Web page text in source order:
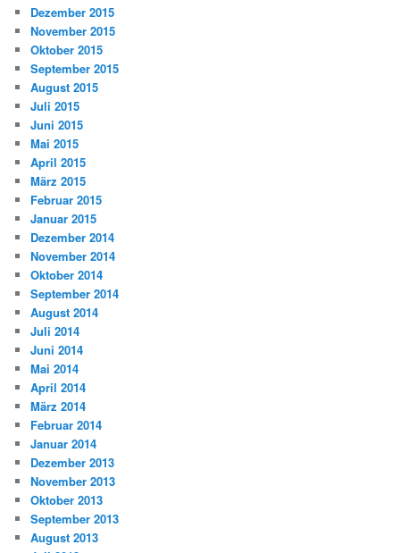
Dezember 2015
November 2015
Oktober 2015
September 2015
August 2015
Juli 2015
Juni 2015
Mai 2015
April 2015
März 2015
Februar 2015
Januar 2015
Dezember 2014
November 2014
Oktober 2014
September 2014
August 2014
Juli 2014
Juni 2014
Mai 2014
April 2014
März 2014
Februar 2014
Januar 2014
Dezember 2013
November 2013
Oktober 2013
September 2013
August 2013